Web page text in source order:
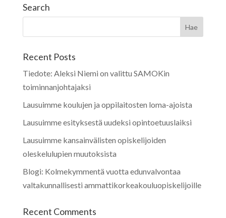
Search
Recent Posts
Tiedote: Aleksi Niemi on valittu SAMOKin
toiminnanjohtajaksi
Lausuimme koulujen ja oppilaitosten loma-ajoista
Lausuimme esityksestä uudeksi opintoetuuslaiksi
Lausuimme kansainvälisten opiskelijoiden
oleskelulupien muutoksista
Blogi: Kolmekymmentä vuotta edunvalvontaa
valtakunnallisesti ammattikorkeakouluopiskelijoille
Recent Comments